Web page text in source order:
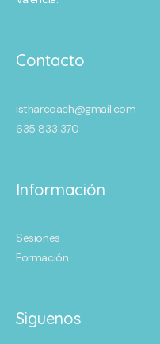
Contacto
istharcoach@gmail.com
635 833 370
Información
Sesiones
Formación
Siguenos